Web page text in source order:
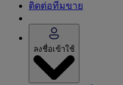
ติดต่อทีมขาย
ลงชื่อเข้าใช้